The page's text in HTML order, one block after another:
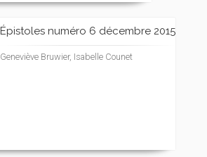
Épistoles numéro 6 décembre 2015
Geneviève Bruwier, Isabelle Counet